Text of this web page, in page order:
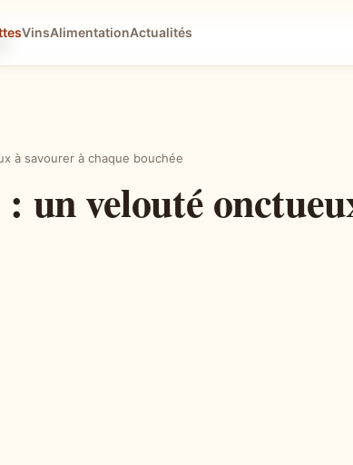
VinsAlimentationActualités
à savourer à chaque bouchée
un velouté